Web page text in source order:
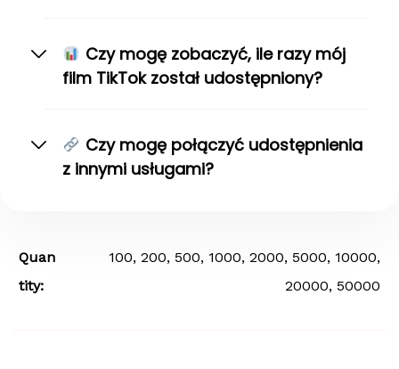
Czy mogę zobaczyć, ile razy mój
film TikTok został udostępniony?
Czy mogę połączyć udostępnienia
z innymi usługami?
Quan
Tity
100, 200, 500, 1000, 2000, 5000, 10000,
20000, 50000